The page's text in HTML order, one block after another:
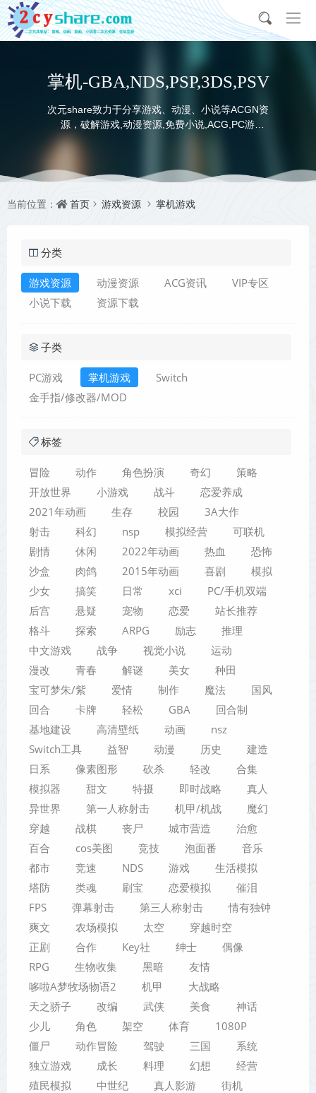
掌机-GBA,NDS,PSP,3DS,PSV
次元share致力于分享游戏、动漫、小说等ACGN资
源，破解游戏,动漫资源,免费小说,ACG,PC游
戏,switch游戏,金手指，动画电影,动画片,全本小说,
并提供网盘下载
当前位置： 首页 游戏资源 掌机游戏
分类
游戏资源 动漫资源 ACG资讯
VIP专区
小说下载
资源下载
子类
PC游戏 掌机游戏
Switch
金手指/修改器/MOD
标签
冒险 动作 角色扮演 奇幻
策略
开放世界
小游戏 战斗
恋爱养成
2021年动画
生存 校园
3A大作
射击
科幻 nsp 模拟经营
可联机
剧情
休闲 2022年动画 热血
恐怖
沙盒
肉鸽 2015年动画 喜剧
模拟
少女
搞笑 日常 xci
PC/手机双端
后宫
悬疑 宠物 恋爱
站长推荐
格斗
探索 ARPG 励志
推理
中文游戏
战争 视觉小说
运动
漫改
青春 解谜 美女
种田
宝可梦朱/紫
爱情 制作 魔法
国风
回合
卡牌 轻松 GBA
回合制
基地建设
高清壁纸 动画
nsz
Switch工具
益智 动漫 历史
建造
日系
像素图形 砍杀 轻改
合集
模拟器
甜文 特摄 即时战略
真人
异世界
第一人称射击 机甲/机战
魔幻
穿越
战棋 丧尸 城市营造
治愈
百合
cos美图 竞技 泡面番
音乐
都市
竞速 NDS 游戏
生活模拟
塔防
类魂 刷宝 恋爱模拟
催泪
FPS
弹幕射击 第三人称射击
情有独钟
爽文
农场模拟 太空
穿越时空
正剧
合作 Key社 绅士
偶像
RPG
生物收集 黑暗
友情
哆啦A梦牧场物语2
机甲
大战略
天之骄子
改编 武侠 美食
神话
少儿
角色 架空 体育
1080P
僵尸
动作冒险 驾驶 三国
系统
独立游戏
成长 料理 幻想
经营
殖民模拟
中世纪 真人影游
街机